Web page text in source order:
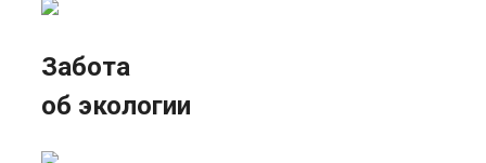
Забота
об экологии